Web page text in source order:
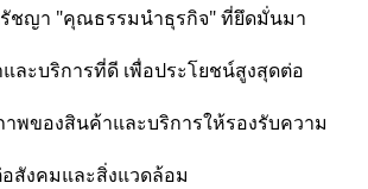
รัชญา "คุณธรรมนำธุรกิจ" ที่ยึดมั่นมา
บริการที่ดี เพื่อประโยชน์สูงสุดต่อ
องสินค้าและบริการให้รองรับความ
งคมและสิ่งแวดล้อม